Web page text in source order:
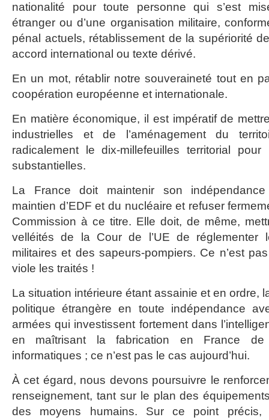
nationalité pour toute personne qui s’est
étranger ou d’une organisation militaire,
pénal actuels, rétablissement de la supériorité
accord international ou texte dérivé.
En un mot, rétablir notre souveraineté tout en
coopération européenne et internationale.
En matière économique, il est impératif de
industrielles et de l’aménagement du
radicalement le dix-millefeuilles territorial
substantielles.
La France doit maintenir son
maintien d’EDF et du nucléaire et refuser
Commission à ce titre. Elle doit, de même,
velléités de la Cour de l’UE de réglementer
militaires et des sapeurs-pompiers. Ce n’est
viole les traités !
La situation intérieure étant assainie et en ordre,
politique étrangère en toute indépendance
armées qui investissent fortement dans
en maîtrisant la fabrication en France de
informatiques ; ce n’est pas le cas aujourd’hui.
À cet égard, nous devons poursuivre le
renseignement, tant sur le plan des
des moyens humains. Sur ce point